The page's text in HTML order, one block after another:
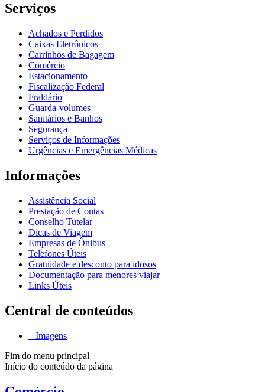
Serviços
Achados e Perdidos
Caixas Eletrônicos
Carrinhos de Bagagem
Comércio
Estacionamento
Fiscalização Federal
Fraldário
Guarda-volumes
Sanitários e Banhos
Segurança
Serviços de Informações
Urgências e Emergências Médicas
Informações
Assistência Social
Prestação de Contas
Conselho Tutelar
Dicas de Viagem
Empresas de Ônibus
Telefones Úteis
Gratuidade e desconto para idosos
Documentação para menores viajar
Links Úteis
Central de conteúdos
Imagens
Fim do menu principal
Início do conteúdo da página